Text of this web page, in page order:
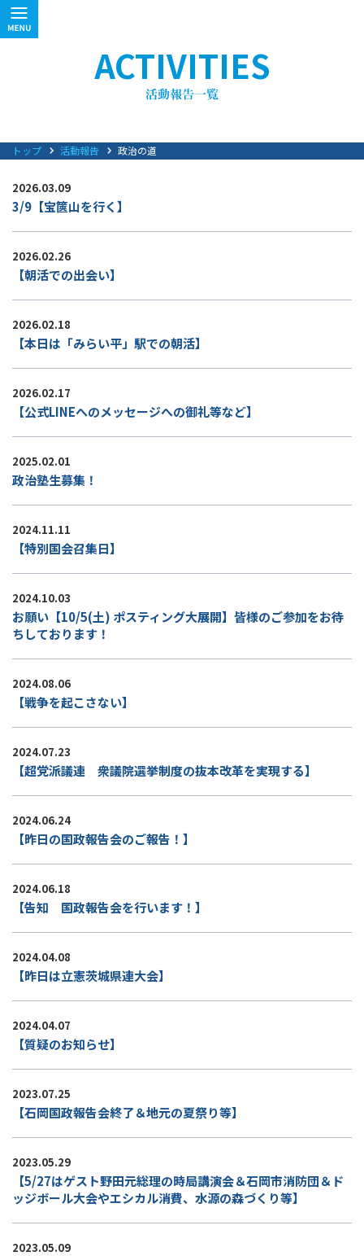
ACTIVITIES
トップ 活動報告 政治の道
2026.03.09
3/9【宝篋山を行く】
2026.02.26
【朝活での出会い】
2026.02.18
【本日は「みらい平」駅での朝活】
2026.02.17
【公式LINEへのメッセージへの御礼等など】
2025.02.01
政治塾生募集！
2024.11.11
【特別国会召集日】
2024.10.03
お願い【10/5(土) ポスティング大展開】皆様のご参加をお待
ちしております！
2024.08.06
【戦争を起こさない】
2024.07.23
【超党派議連 衆議院選挙制度の抜本改革を実現する】
2024.06.24
【昨日の国政報告会のご報告！】
2024.06.18
【告知 国政報告会を行います！】
2024.04.08
【昨日は立憲茨城県連大会】
2024.04.07
【質疑のお知らせ】
2023.07.25
【石岡国政報告会終了＆地元の夏祭り等】
2023.05.29
【5/27はゲスト野田元総理の時局講演会＆石岡市消防団＆ド
ッジボール大会やエシカル消費、水源の森づくり等】
2023.05.09